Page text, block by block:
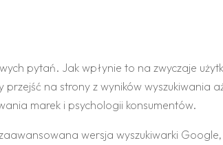
pytań. Jak wpłynie to na zwyczaje
na strony z wyników wyszukiwania
marek i psychologii konsumentów.
wersja wyszukiwarki